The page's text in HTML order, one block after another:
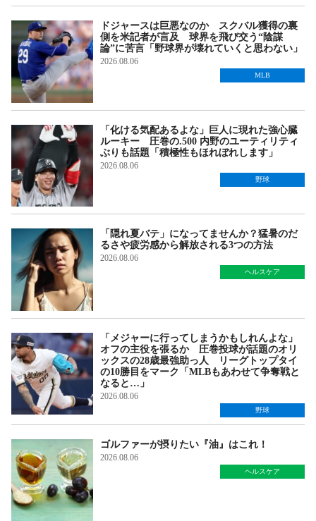
ドジャースは巨悪なのか スクバル獲得の裏
側を米記者が言及 球界を飛び交う“陰謀
論”に苦言「野球界が壊れていくと思わない」
2026.08.06
MLB
「化ける気配あるよな」巨人に現れた強心臓
ルーキー 圧巻の.500 内野のユーティリティ
ぶりも話題「積極性もほれぼれします」
2026.08.06
野球
「隠れ夏バテ」になってませんか？猛暑のだ
るさや疲労感から解放される3つの方法
2026.08.06
ヘルスケア
「メジャーに行ってしまうかもしれんよな」
オフの主役を張るか 圧巻投球が話題のオリ
ックスの28歳最強助っ人 リーグトップタイ
の10勝目をマーク「MLBもあわせて争奪戦と
なると…」
2026.08.06
野球
ゴルファーが摂りたい『油』はこれ！
2026.08.06
ヘルスケア